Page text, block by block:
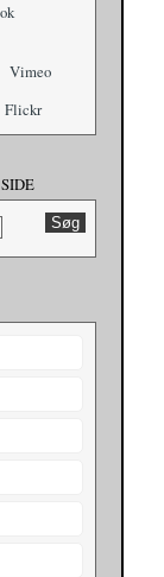
Vimeo
Flickr